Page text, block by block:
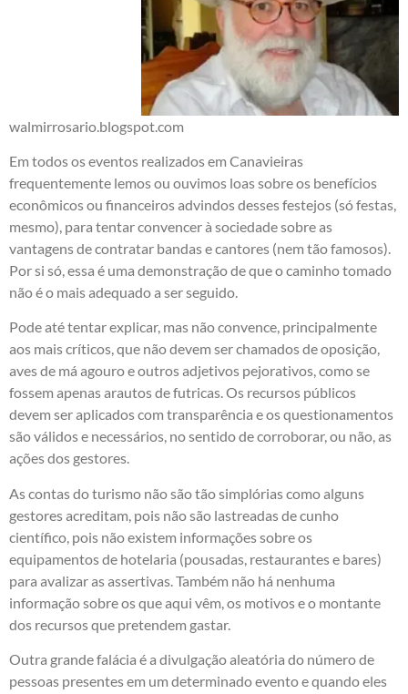
walmirrosario.blogspot.com
Em todos os eventos realizados em Canavieiras
frequentemente lemos ou ouvimos loas sobre os benefícios
econômicos ou financeiros advindos desses festejos (só festas,
mesmo), para tentar convencer à sociedade sobre as
vantagens de contratar bandas e cantores (nem tão famosos).
Por si só, essa é uma demonstração de que o caminho tomado
não é o mais adequado a ser seguido.
Pode até tentar explicar, mas não convence, principalmente
aos mais críticos, que não devem ser chamados de oposição,
aves de má agouro e outros adjetivos pejorativos, como se
fossem apenas arautos de futricas. Os recursos públicos
devem ser aplicados com transparência e os questionamentos
são válidos e necessários, no sentido de corroborar, ou não, as
ações dos gestores.
As contas do turismo não são tão simplórias como alguns
gestores acreditam, pois não são lastreadas de cunho
científico, pois não existem informações sobre os
equipamentos de hotelaria (pousadas, restaurantes e bares)
para avalizar as assertivas. Também não há nenhuma
informação sobre os que aqui vêm, os motivos e o montante
dos recursos que pretendem gastar.
Outra grande falácia é a divulgação aleatória do número de
pessoas presentes em um determinado evento e quando eles